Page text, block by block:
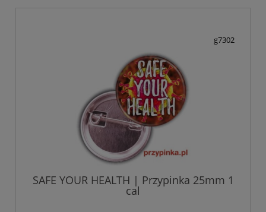
g7302
SAFE YOUR HEALTH | Przypinka 25mm 1
cal